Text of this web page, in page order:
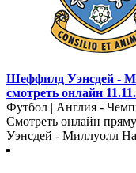
Шеффилд Уэнсдей -
смотреть онлайн
Футбол | Англия -
Смотреть онлайн
Уэнсдей - Миллуолл